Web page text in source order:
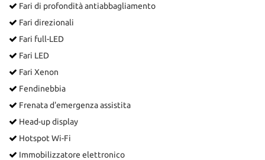
Fari di profondità antiabbagliamento
Fari direzionali
Fari full-LED
Fari LED
Fari Xenon
Fendinebbia
Frenata d'emergenza assistita
Head-up display
Hotspot Wi-Fi
Immobilizzatore elettronico